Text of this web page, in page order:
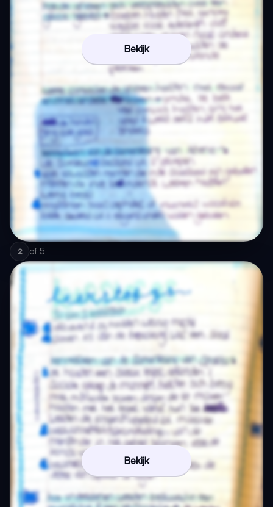
Bekijk
2 of 5
Bekijk